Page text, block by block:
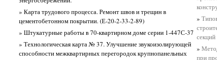
» Карта трудового процесса. Ремонт швов и трещин в
цементобетонном покрытии. (Е-20-2-33-2-89)
» Штукатурные работы в 70-квартирном доме серии 1-447С-37
» Технологическая карта № 37. Улучшение звукоизолирующей
способности межквартирных перегородок крупнопанельных
»
секций
»
при